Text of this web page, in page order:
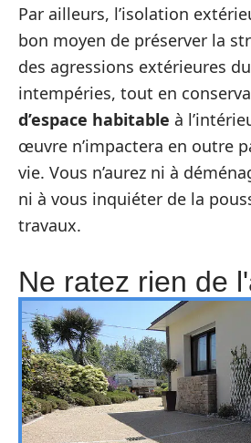
Par ailleurs, l’isolation
bon moyen de préserver la
des agressions extérieures
intempéries, tout en
d’espace habitable à
œuvre n’impactera en outre
vie. Vous n’aurez ni à
ni à vous inquiéter de la
travaux.
Ne ratez rien de